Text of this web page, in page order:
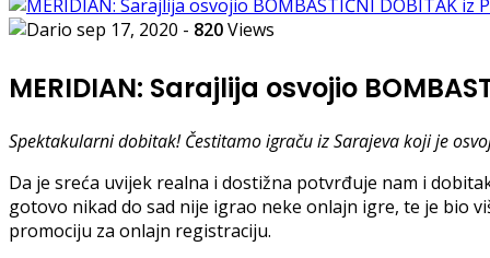
sep 17, 2020 - 820Views
MERIDIAN: Sarajlija osvojio
Spektakularni dobitak! Čestitamo igraču iz Sarajeva koji je
Da je sreća uvijek realna i dostižna potvrđuje nam i
gotovo nikad do sad nije igrao neke onlajn igre, te je bio
promociju za onlajn registraciju.